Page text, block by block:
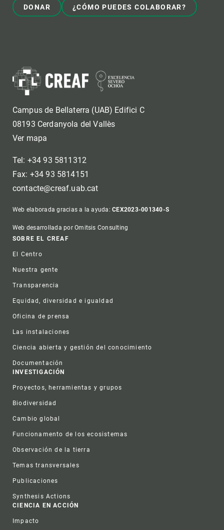
DONAR ¿CÓMO PUEDES COLABORAR?
Campus de Bellaterra (UAB) Edifici C
08193 Cerdanyola del Vallès
Ver mapa
Tel: +34 93 5811312
Fax: +34 93 5814151
contacte@creaf.uab.cat
Web elaborada gracias a la ayuda:CEX2023-001340-S
Web desarrollada por Omitsis Consulting
Footer
SOBRE EL CREAF
El Centro
Nuestra gente
Transparencia
Equidad, diversidad e igualdad
Oficina de prensa
Las instalaciones
Ciencia abierta y gestión del conocimiento
Documentación
INVESTIGACIÓN
Proyectos, herramientas y grupos
Biodiversidad
Cambio global
Funcionamento de los ecosistemas
Observación de la tierra
Temas transversales
Publicaciones
Synthesis Actions
CIENCIA EN ACCIÓN
Impacto